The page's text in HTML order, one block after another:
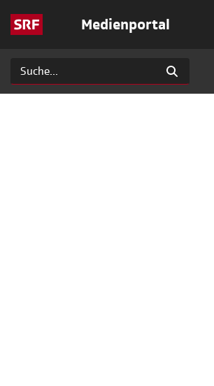
Medienportal